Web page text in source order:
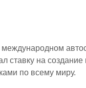
ставку на
по всему миру.